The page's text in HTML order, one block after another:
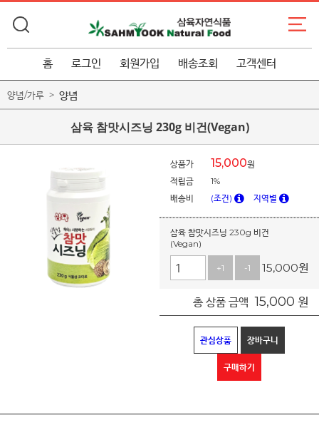
홈 로그인 회원가입 배송조회 고객센터
양념/가루 양념
삼육 참맛시즈닝 230g 비건(Vegan)
상품가 15,000원
적립금
1%
배송비
(조건) 지역별
삼육 참맛시즈닝 230g 비건
(Vegan)
+1 -1 15,000원
총 상품 금액 15,000 원
관심상품 장바구니
구매하기